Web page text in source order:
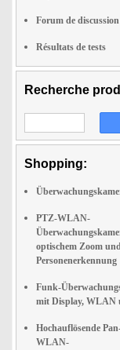
Forum de discussion
Résultats de tests
Recherche
Shopping:
PTZ-WLAN-
optischem Zoom
Personenerkennung
Funk-
mit Display, WLAN
Hochauflösende
WLAN-